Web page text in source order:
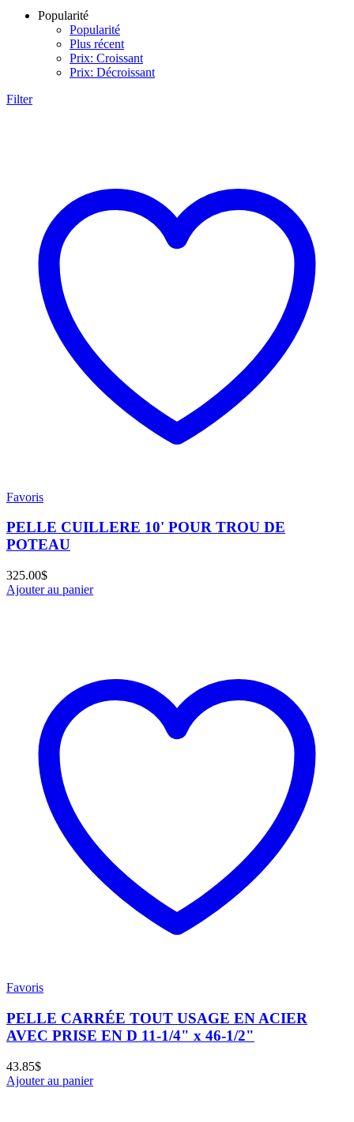
Popularité
Popularité
Plus récent
Prix: Croissant
Prix: Décroissant
Filter
Favoris
PELLE CUILLERE 10' POUR TROU DE
POTEAU
325.00$
Ajouter au panier
Favoris
PELLE CARRÉE TOUT USAGE EN ACIER
AVEC PRISE EN D 11-1/4" x 46-1/2"
43.85$
Ajouter au panier